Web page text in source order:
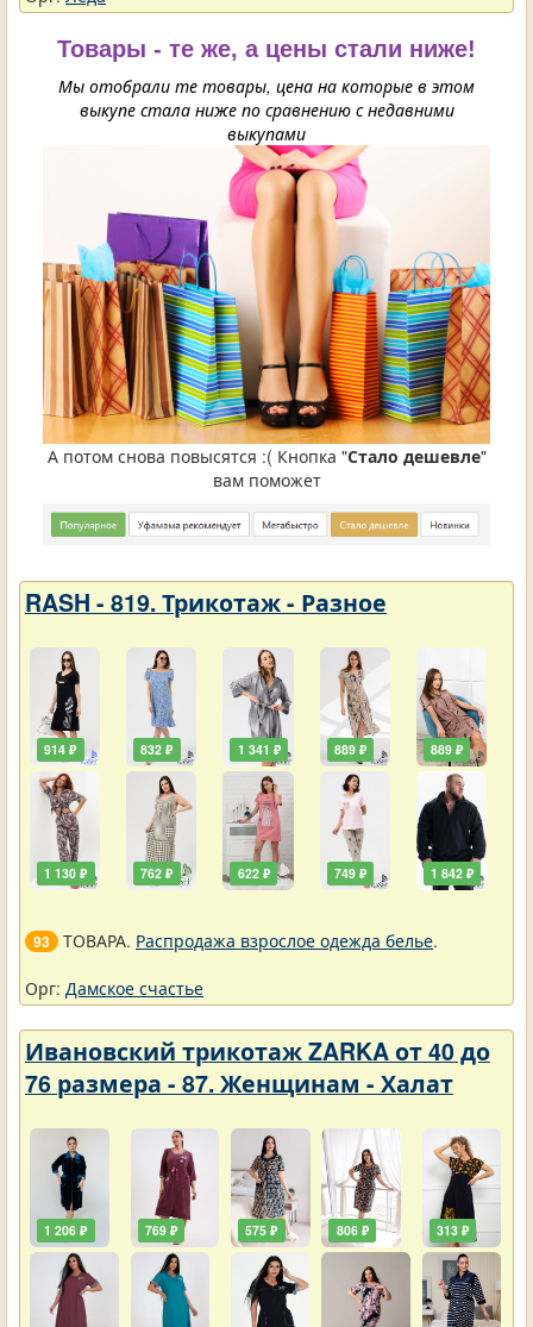
Товары - те же, а цены стали ниже!
Мы отобрали те товары, цена на которые в этом
выкупе стала ниже по сравнению с недавними
выкупами
А потом снова повысятся :( Кнопка "Стало дешевле"
вам поможет
RASH - 819. Трикотаж - Разное
914 ₽
1 130 ₽
832 ₽
762 ₽
1 341 ₽
622 ₽
889 ₽
749 ₽
889 ₽
1 842 ₽
93 ТОВАРА. Распродажа взрослое одежда белье.
Орг: Дамское счастье
Ивановский трикотаж ZARKA от 40 до
76 размера - 87. Женщинам - Халат
1 206 ₽ 769 ₽ 575 ₽ 806 ₽ 313 ₽